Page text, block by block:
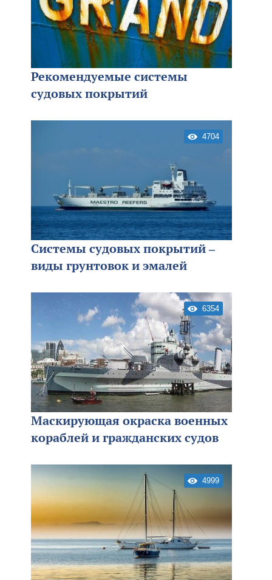
Рекомендуемые системы
судовых покрытий
4704
Системы судовых покрытий –
виды грунтовок и эмалей
6354
Маскирующая окраска военных
кораблей и гражданских судов
4999